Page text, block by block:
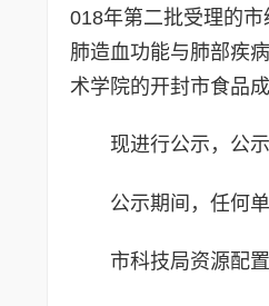
018年第二批受理的
肺造血功能与肺部疾
术学院的开封市食品
现进行公示，公
公示期间，任何
市科技局资源配